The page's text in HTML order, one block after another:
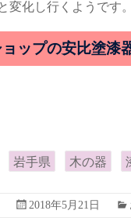
変化し行くようです。
ップの安比塗漆
岩手県 木の器
2018年5月21日